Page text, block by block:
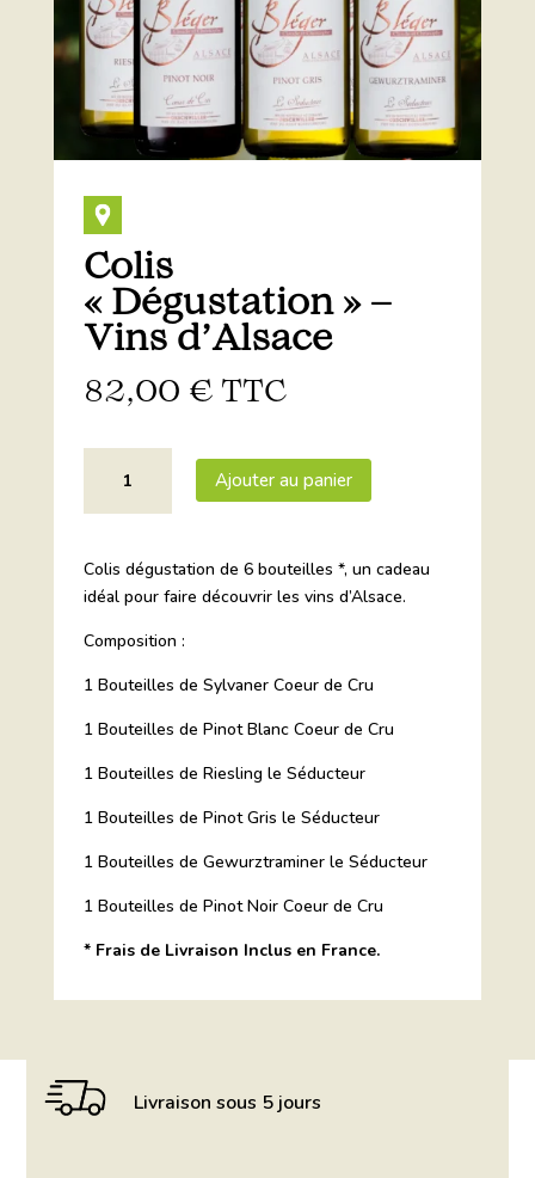
Colis
« Dégustation » –
Vins d’Alsace
82,00 € TTC
Colis
-
Vins
Ajouter au panier
Colis dégustation de 6 bouteilles *, un cadeau
idéal pour faire découvrir les vins d’Alsace.
Composition :
1 Bouteilles de Sylvaner Coeur de Cru
1 Bouteilles de Pinot Blanc Coeur de Cru
1 Bouteilles de Riesling le Séducteur
1 Bouteilles de Pinot Gris le Séducteur
1 Bouteilles de Gewurztraminer le Séducteur
1 Bouteilles de Pinot Noir Coeur de Cru
* Frais de Livraison Inclus en France.
Livraison sous 5 jours